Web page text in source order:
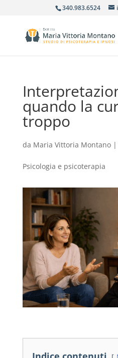
340.983.6524
quando la
troppo
da Maria Vittoria Montano|
Psicologia e psicoterapia